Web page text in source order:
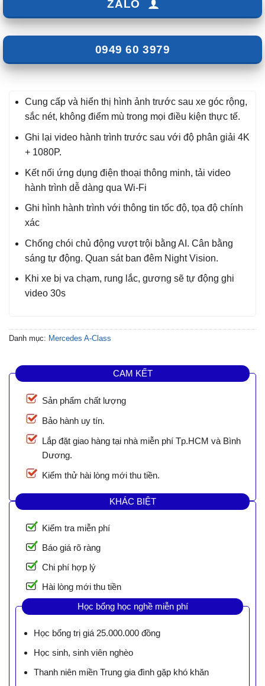
ZALO
0949 60 3979
Cung cấp và hiển thị hình ảnh trước sau xe góc rộng,
sắc nét, không điểm mù trong mọi điều kiện thực tế.
Ghi lại video hành trình trước sau với độ phân giải 4K
+ 1080P.
Kết nối ứng dụng điện thoại thông minh, tải video
hành trình dễ dàng qua Wi-Fi
Ghi hình hành trình với thông tin tốc độ, tọa độ chính
xác
Chống chói chủ động vượt trội bằng AI. Cân bằng
sáng tự động. Quan sát ban đêm Night Vision.
Khi xe bị va chạm, rung lắc, gương sẽ tự động ghi
video 30s
Danh mục: Mercedes A-Class
CAM KẾT
Sản phẩm chất lượng
Bảo hành uy tín.
Lắp đặt giao hàng tại nhà miễn phí Tp.HCM và Bình
Dương.
Kiểm thử hài lòng mới thu tiền.
KHÁC BIỆT
Kiểm tra miễn phí
Báo giá rõ ràng
Chi phí hợp lý
Hài lòng mới thu tiền
Học bổng học nghề miễn phí
Học bổng trị giá 25.000.000 đồng
Học sinh, sinh viên nghèo
Thanh niên miền Trung gia đình gặp khó khăn